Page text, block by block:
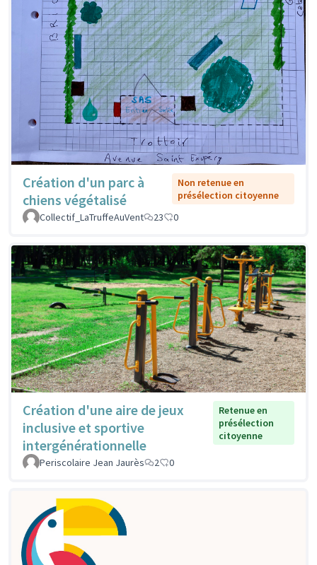
Création d'un parc à
chiens végétalisé
Non retenue en
présélection citoyenne
Collectif_LaTruffeAuVent
23 0
Création d'une aire de jeux
inclusive et sportive
intergénérationnelle
Retenue en
présélection
citoyenne
Periscolaire Jean Jaurès 2 0